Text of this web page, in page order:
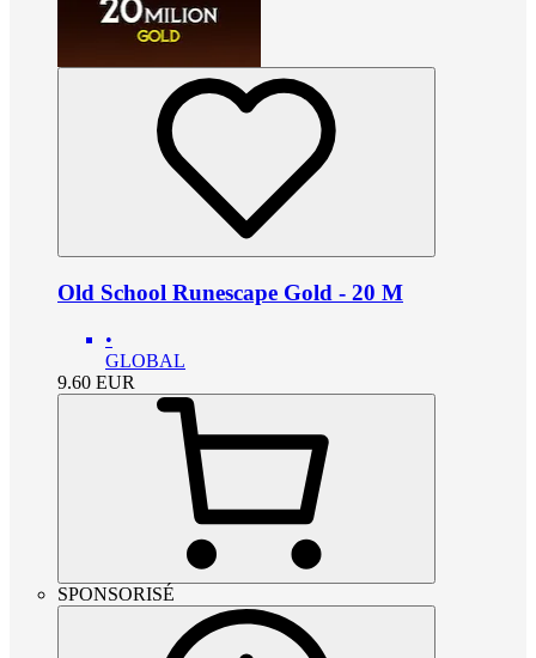
Old School Runescape Gold - 20 M
•
GLOBAL
9.60 EUR
SPONSORISÉ